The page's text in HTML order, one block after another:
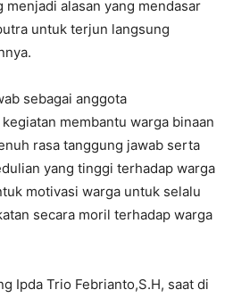
menjadi alasan yang mendasar
untuk terjun langsung
sebagai anggota
membantu warga binaan
rasa tanggung jawab serta
yang tinggi terhadap warga
motivasi warga untuk selalu
secara moril terhadap warga
Ipda Trio Febrianto,S.H, saat di